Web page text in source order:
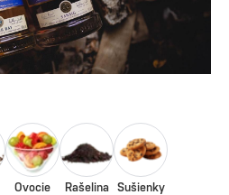
Ovocie Rašelina Sušienky